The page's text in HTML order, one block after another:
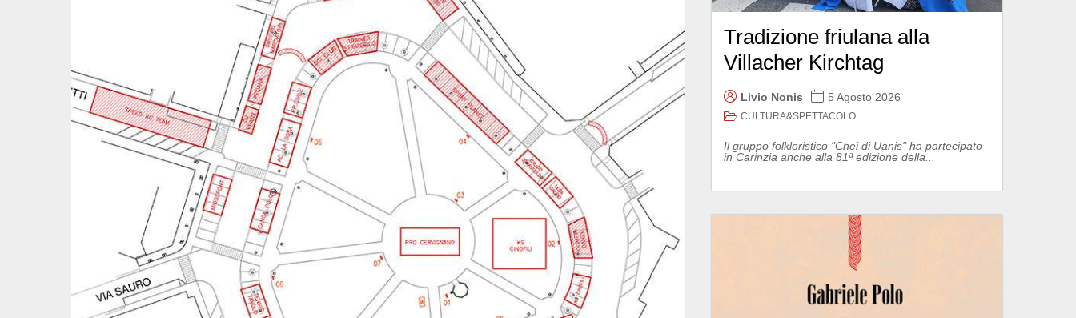
Tradizione friulana alla
Villacher Kirchtag
Livio Nonis 5 Agosto 2026
CULTURA&SPETTACOLO
Il gruppo folkloristico "Chei di Uanis" ha partecipato
in Carinzia anche alla 81ª edizione della...